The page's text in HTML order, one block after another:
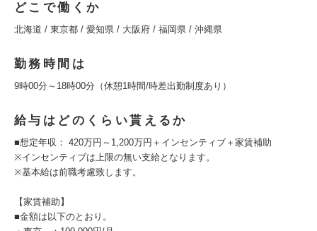
どこで働くか
北海道 / 東京都 / 愛知県 / 大阪府 / 福岡県 / 沖縄県
勤務時間は
9時00分～18時00分（休憩1時間/時差出勤制度あり）
給与はどのくらい貰えるか
■想定年収： 420万円～1,200万円＋インセンティブ＋家賃補助
※インセンティブは上限の無い支給となります。
※基本給は前職考慮致します。
【家賃補助】
■金額は以下のとおり。